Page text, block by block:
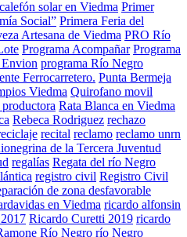
solar en Viedma Primer
Social” Primera Feria del
Artesana de Viedma PRO Río
Programa Acompañar Programa
programa Río Negro
Ferrocarretero. Punta Bermeja
Viedma Quirofano movil
Rata Blanca en Viedma
Rebeca Rodriguez rechazo
recital reclamo reclamo unrn
de la Tercera Juventud
regalías Regata del río Negro
registro civil Registro Civil
de zona desfavorable
en Viedma ricardo alfonsin
Ricardo Curetti 2019 ricardo
Río Negro río Negro